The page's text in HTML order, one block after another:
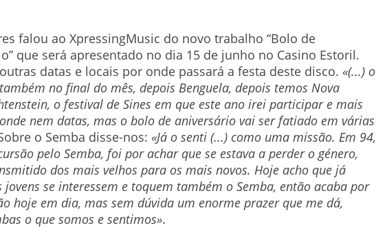
falou ao XpressingMusic do novo trabalho “Bolo de
que será apresentado no dia 15 de junho no Casino Estoril.
datas e locais por onde passará a festa deste disco. «(...) o
no final do mês, depois Benguela, depois temos Nova
o festival de Sines em que este ano irei participar e mais
nem datas, mas o bolo de aniversário vai ser fatiado em várias
o Semba disse-nos: «Já o senti (...) como uma missão. Em 94,
pelo Semba, foi por achar que se estava a perder o género,
dos mais velhos para os mais novos. Hoje acho que já
se interessem e toquem também o Semba, então acaba por
hoje em dia, mas sem dúvida um enorme prazer que me dá,
o que somos e sentimos».